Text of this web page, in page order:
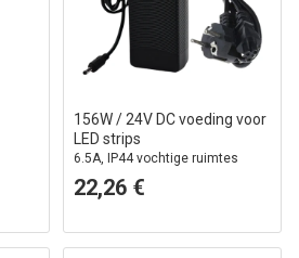
156W / 24V DC voeding voor
LED strips
6.5A, IP44 vochtige ruimtes
22,26 €